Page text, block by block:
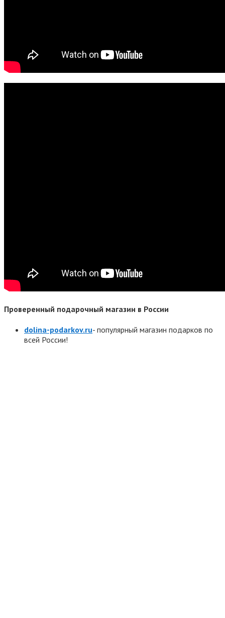
Проверенный подарочный магазин в России
dolina-podarkov.ru- популярный магазин подарков по
всей России!